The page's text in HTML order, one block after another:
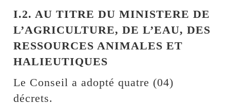
I.2. AU TITRE DU MINISTERE DE
L’AGRICULTURE, DE L’EAU, DES
RESSOURCES ANIMALES ET
HALIEUTIQUES
Le Conseil a adopté quatre (04)
décrets.